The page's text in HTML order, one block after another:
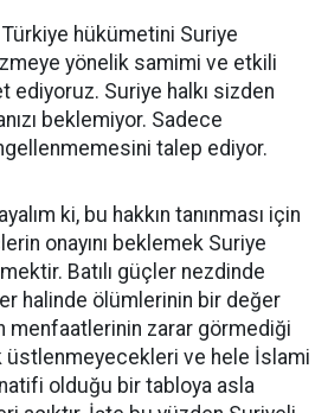
hükümetini Suriye
yönelik samimi ve etkili
ediyoruz. Suriye halkı sizden
beklemiyor. Sadece
talep ediyor.
ki, bu hakkın tanınması için
onayını beklemek Suriye
Batılı güçler nezdinde
halinde ölümlerinin bir değer
menfaatlerinin zarar görmediği
üstlenmeyecekleri ve hele İslami
olduğu bir tabloya asla